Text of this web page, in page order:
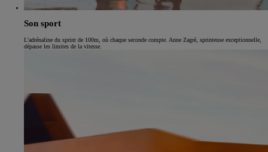
Son sport
L'adrénaline du sprint de 100m, où chaque seconde compte. Anne Zagré, sprinteuse exceptionnelle,
dépasse les limites de la vitesse.